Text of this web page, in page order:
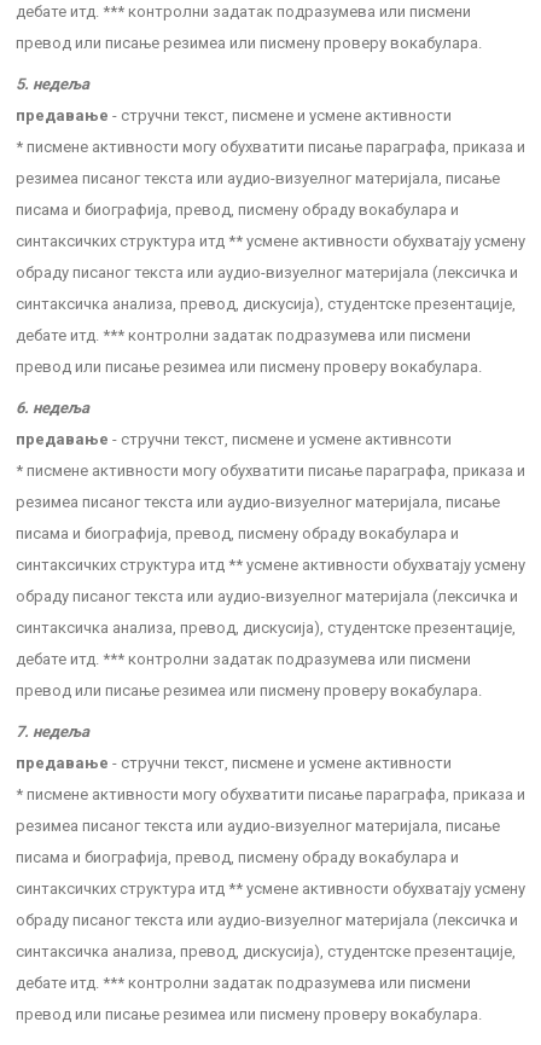
дебате итд. *** контролни задатак подразумева или писмени
превод или писање резимеа или писмену проверу вокабулара.
5. недеља
предавање - стручни текст, писмене и усмене активности
* писмене активности могу обухватити писање параграфа, приказа и
резимеа писаног текста или аудио-визуелног материјала, писање
писама и биографија, превод, писмену обраду вокабулара и
синтаксичких структура итд ** усмене активности обухватају усмену
обраду писаног текста или аудио-визуелног материјала (лексичка и
синтаксичка анализа, превод, дискусија), студентске презентације,
дебате итд. *** контролни задатак подразумева или писмени
превод или писање резимеа или писмену проверу вокабулара.
6. недеља
предавање - стручни текст, писмене и усмене активнсоти
* писмене активности могу обухватити писање параграфа, приказа и
резимеа писаног текста или аудио-визуелног материјала, писање
писама и биографија, превод, писмену обраду вокабулара и
синтаксичких структура итд ** усмене активности обухватају усмену
обраду писаног текста или аудио-визуелног материјала (лексичка и
синтаксичка анализа, превод, дискусија), студентске презентације,
дебате итд. *** контролни задатак подразумева или писмени
превод или писање резимеа или писмену проверу вокабулара.
7. недеља
предавање - стручни текст, писмене и усмене активности
* писмене активности могу обухватити писање параграфа, приказа и
резимеа писаног текста или аудио-визуелног материјала, писање
писама и биографија, превод, писмену обраду вокабулара и
синтаксичких структура итд ** усмене активности обухватају усмену
обраду писаног текста или аудио-визуелног материјала (лексичка и
синтаксичка анализа, превод, дискусија), студентске презентације,
дебате итд. *** контролни задатак подразумева или писмени
превод или писање резимеа или писмену проверу вокабулара.